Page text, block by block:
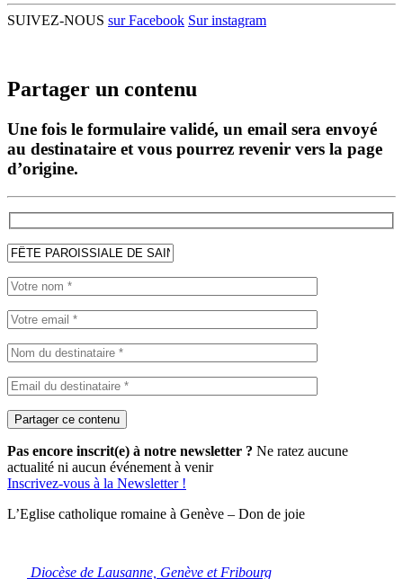
SUIVEZ-NOUS sur Facebook Sur instagram
Partager un contenu
Une fois le formulaire validé, un email sera envoyé
au destinataire et vous pourrez revenir vers la page
d’origine.
Pas encore inscrit(e) à notre newsletter ? Ne ratez aucune
actualité ni aucun événement à venir
Inscrivez-vous à la Newsletter !
L’Eglise catholique romaine à Genève – Don de joie
Diocèse de Lausanne, Genève et Fribourg